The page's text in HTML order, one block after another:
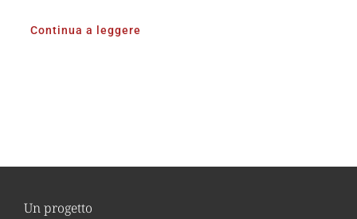
Continua a leggere
Un progetto